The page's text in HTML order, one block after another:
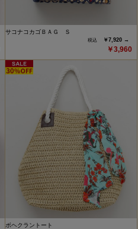
サコナコカゴＢＡＧ Ｓ
￥7,920 →
￥3,960
ボヘクラントート